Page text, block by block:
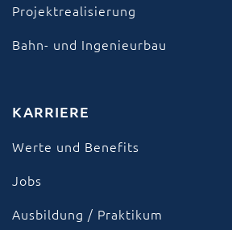
Projektrealisierung
Bahn- und Ingenieurbau
KARRIERE
Werte und Benefits
Jobs
Ausbildung / Praktikum